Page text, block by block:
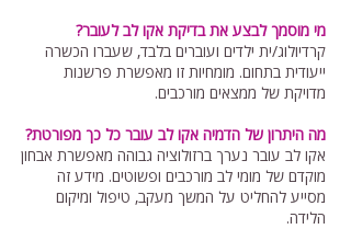
מי מוסמך לבצע את בדיקת אקו לב לעובר?
קרדיולוג/ית ילדים ועוברים בלבד, שעברו הכשרה
ייעודית בתחום. מומחיות זו מאפשרת פרשנות
מדויקת של ממצאים מורכבים.
מה היתרון של הדמיה אקו לב עובר כל כך מפורטת?
אקו לב עובר נערך ברזולוציה גבוהה מאפשרת אבחון
מוקדם של מומי לב מורכבים ופשוטים. מידע זה
מסייע להחליט על המשך מעקב, טיפול ומיקום
הלידה.